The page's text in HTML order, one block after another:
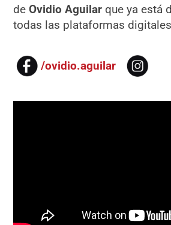
deOvidio Aguilar que ya está
todas las plataformas
/ovidio.aguilar